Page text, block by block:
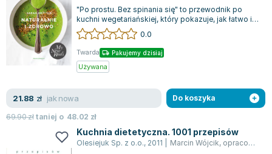
Katarzyna Miller
Antoine de Saint Exupery
Lew Tołstoj
Mark Twain
Marcin Meller
ks. Piotr Pawlukiewicz
Jarosław Sokołowski
Piotr Latocha
Michael Scott
"Po prostu. Bez spinania się" to przewodnik po
kuchni wegetariańskiej, który pokazuje, jak łatwo i
przyjemnie można gotować bez ko...
0.0
Twarda Pakujemy dzisiaj
Używana
21.88 zł jak nowa
69.90złtaniej o 48.02 zł
Do koszyka
Kuchnia dietetyczna. 1001 przepisów
Olesiejuk Sp. z o.o., 2011 Marcin Wójcik, opracowanie zbiorowe